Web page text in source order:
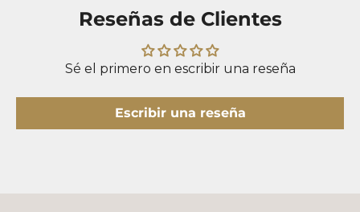
Reseñas de Clientes
Sé el primero en escribir una reseña
Escribir una reseña